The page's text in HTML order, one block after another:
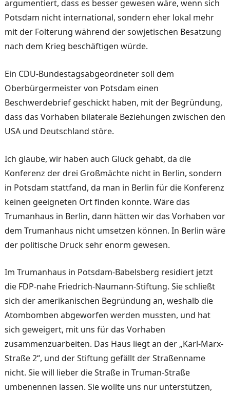
argumentiert, dass es besser gewesen wäre, wenn sich
Potsdam nicht international, sondern eher lokal mehr
mit der Folterung während der sowjetischen Besatzung
nach dem Krieg beschäftigen würde.
Ein CDU-Bundestagsabgeordneter soll dem
Oberbürgermeister von Potsdam einen
Beschwerdebrief geschickt haben, mit der Begründung,
dass das Vorhaben bilaterale Beziehungen zwischen den
USA und Deutschland störe.
Ich glaube, wir haben auch Glück gehabt, da die
Konferenz der drei Großmächte nicht in Berlin, sondern
in Potsdam stattfand, da man in Berlin für die Konferenz
keinen geeigneten Ort finden konnte. Wäre das
Trumanhaus in Berlin, dann hätten wir das Vorhaben vor
dem Trumanhaus nicht umsetzen können. In Berlin wäre
der politische Druck sehr enorm gewesen.
Im Trumanhaus in Potsdam-Babelsberg residiert jetzt
die FDP-nahe Friedrich-Naumann-Stiftung. Sie schließt
sich der amerikanischen Begründung an, weshalb die
Atombomben abgeworfen werden mussten, und hat
sich geweigert, mit uns für das Vorhaben
zusammenzuarbeiten. Das Haus liegt an der „Karl-Marx-
Straße 2“, und der Stiftung gefällt der Straßenname
nicht. Sie will lieber die Straße in Truman-Straße
umbenennen lassen. Sie wollte uns nur unterstützen,